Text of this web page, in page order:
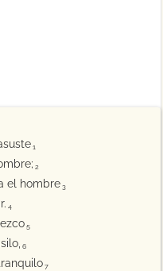
1
2
el hombre 3
4
5
6
7